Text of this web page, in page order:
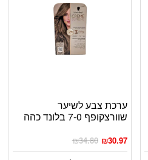
ערכת צבע לשיער
שוורצקופף 7-0 בלונד כהה
₪34.80 ₪30.97